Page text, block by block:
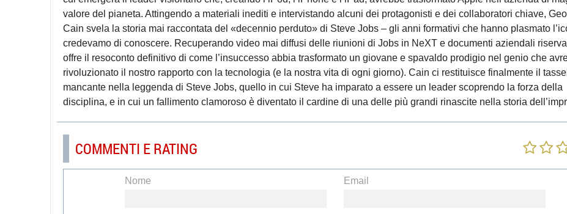
valore del pianeta. Attingendo a materiali inediti e intervistando alcuni dei protagonisti e dei collaboratori chiave,
Cain svela la storia mai raccontata del «decennio perduto» di Steve Jobs – gli anni formativi che hanno plasmato
credevamo di conoscere. Recuperando video mai diffusi delle riunioni di Jobs in NeXT e documenti aziendali
offre il resoconto definitivo di come l’insuccesso abbia trasformato un giovane e spavaldo prodigio nel genio che
rivoluzionato il nostro rapporto con la tecnologia (e la nostra vita di ogni giorno). Cain ci restituisce finalmente il
mancante nella leggenda di Steve Jobs, quello in cui Steve ha imparato a essere un leader scoprendo la forza della
disciplina, e in cui un fallimento clamoroso è diventato il cardine di una delle più grandi rinascite nella storia
COMMENTI E RATING
Nome Email